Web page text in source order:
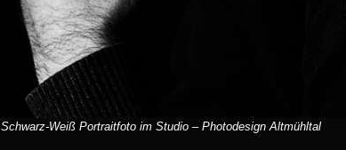
Schwarz-Weiß Portraitfoto im Studio – Photodesign Altmühltal